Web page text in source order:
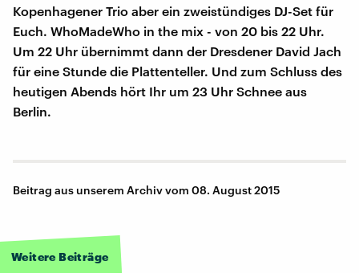
Kopenhagener Trio aber ein zweistündiges DJ-Set für
Euch. WhoMadeWho in the mix - von 20 bis 22 Uhr.
Um 22 Uhr übernimmt dann der Dresdener David Jach
für eine Stunde die Plattenteller. Und zum Schluss des
heutigen Abends hört Ihr um 23 Uhr Schnee aus
Berlin.
Beitrag aus unserem Archiv vom 08. August 2015
Weitere Beiträge